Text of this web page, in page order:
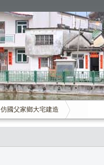
仿國父家鄉大宅建造